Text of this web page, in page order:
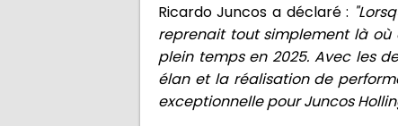
Ricardo Juncos a déclaré :
reprenait tout simplement là où
plein temps en 2025. Avec les
élan et la réalisation de
exceptionnelle pour Juncos